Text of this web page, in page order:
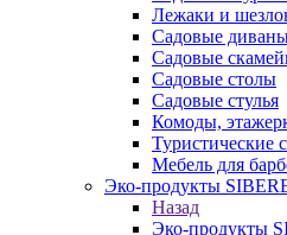
Лежаки и
Садовые
Садовые
Садовые столы
Садовые стулья
Комоды,
Туристические
Мебель для
Эко-продукты
Назад
Эко-продукты